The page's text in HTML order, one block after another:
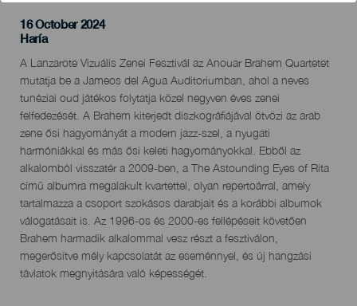
16 October 2024
Localidad
Haría
Descripción
del
evento
A Lanzarote Vizuális Zenei Fesztivál az Anouar Brahem Quartetet
mutatja be a Jameos del Agua Auditoriumban, ahol a neves
tunéziai oud játékos folytatja közel negyven éves zenei
felfedezését. A Brahem kiterjedt diszkográfiájával ötvözi az arab
zene ősi hagyományát a modern jazz-szel, a nyugati
harmóniákkal és más ősi keleti hagyományokkal. Ebből az
alkalomból visszatér a 2009-ben, a The Astounding Eyes of Rita
című albumra megalakult kvartettel, olyan repertoárral, amely
tartalmazza a csoport szokásos darabjait és a korábbi albumok
válogatásait is. Az 1996-os és 2000-es fellépéseit követően
Brahem harmadik alkalommal vesz részt a fesztiválon,
megerősítve mély kapcsolatát az eseménnyel, és új hangzási
távlatok megnyitására való képességét.